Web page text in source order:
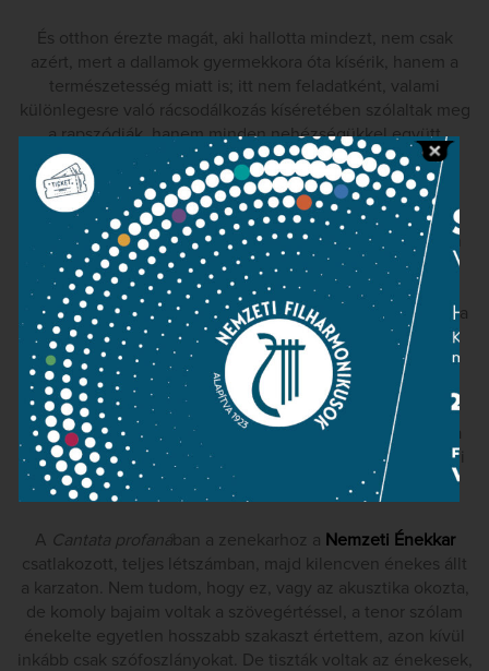
És otthon érezte magát, aki hallotta mindezt, nem csak
azért, mert a dallamok gyermekkora óta kísérik, hanem a
természetesség miatt is; itt nem feladatként, valami
különlegesre való rácsodálkozás kíséretében szólaltak meg
a rapszódiák, hanem minden nehézségükkel együtt
egyszerű, mindennapi hangversenytermi
repertoárdarabokként.
Négy zenekari darab megejtően zseniális mű, 1912-ben
keletkezett, de a hangszerelés csak kilenc évvel később
készült el. A négyből három tétel lassú, vagy
visszafogottabb tempójú, ráadásul az utolsó jelzése Marcia
Funebre. A fájdalom, ami itt kifejezésre jut, tán még nem
olyan mély, mint az, amely a majd
Concertó
ban
fogalmazódik meg, de a zenei anyag önmagában pont
olyan sokatmondó. Ennek a sokatmondó, és felkavaró
rettenetnek a következetesen végigvitt megfogalmazása
volt az előadás érdeme, mindazokkal a megszólaltatásbeli
érdemekkel, amelyekről a Jeux kapcsán már szóltunk.
A Cantata profanában a zenekarhoz a Nemzeti Énekkar
csatlakozott, teljes létszámban, majd kilencven énekes állt
a karzaton. Nem tudom, hogy ez, vagy az akusztika okozta,
de komoly bajaim voltak a szövegértéssel, a tenor szólam
énekelte egyetlen hosszabb szakaszt értettem, azon kívül
inkább csak szófoszlányokat. De tiszták voltak az énekesek,